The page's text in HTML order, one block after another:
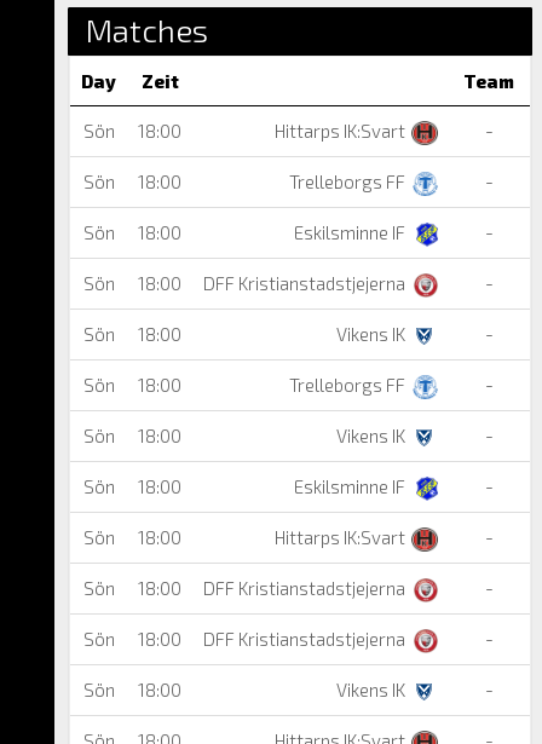
Matches
Day Zeit Team
Sön 18:00 Hittarps IK:Svart -
Sön 18:00 Trelleborgs FF -
Sön 18:00 Eskilsminne IF -
Sön 18:00 DFF Kristianstadstjejerna -
Sön 18:00 Vikens IK -
Sön 18:00 Trelleborgs FF -
Sön 18:00 Vikens IK -
Sön 18:00 Eskilsminne IF -
Sön 18:00 Hittarps IK:Svart -
Sön 18:00 DFF Kristianstadstjejerna -
Sön 18:00 DFF Kristianstadstjejerna -
Sön 18:00 Vikens IK -